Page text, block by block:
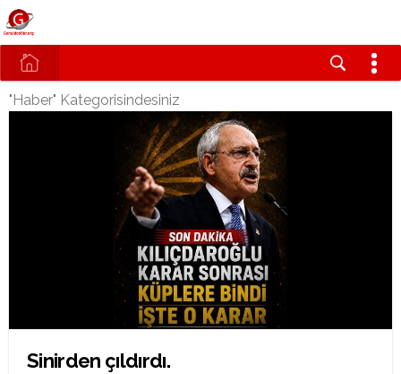
"Haber" Kategorisindesiniz
Sinirden çıldırdı.